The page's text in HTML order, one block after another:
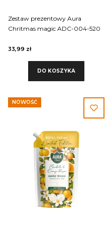
Zestaw prezentowy Aura
Chritmas magic ADC-004-520
33,99 zł
DO KOSZYKA
NOWOŚĆ